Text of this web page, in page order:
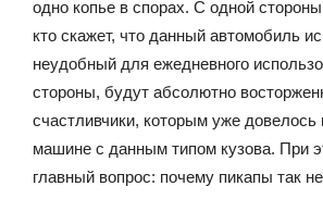
одно копье в спорах. С одной
кто скажет, что данный автомобиль
неудобный для ежедневного
стороны, будут абсолютно
счастливчики, которым уже довелось
машине с данным типом кузова. При
главный вопрос: почему пикапы так